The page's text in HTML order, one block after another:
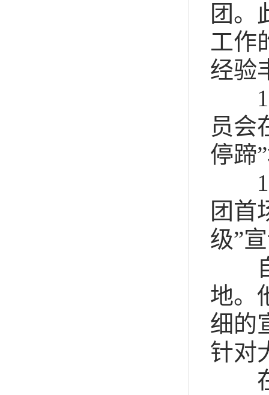
团。
工作
经验
员会
停蹄
团首
级”
地。
细的
针对
在